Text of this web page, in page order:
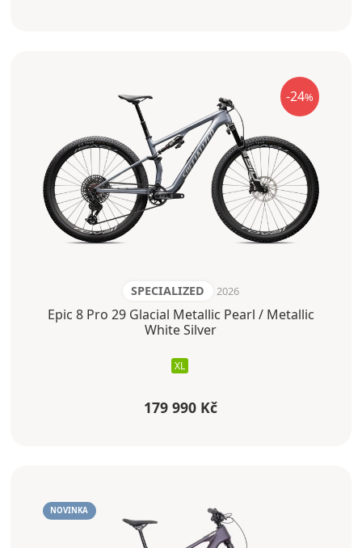
-24%
SPECIALIZED 2026
Epic 8 Pro 29 Glacial Metallic Pearl / Metallic
White Silver
XL
179 990 Kč
NOVINKA